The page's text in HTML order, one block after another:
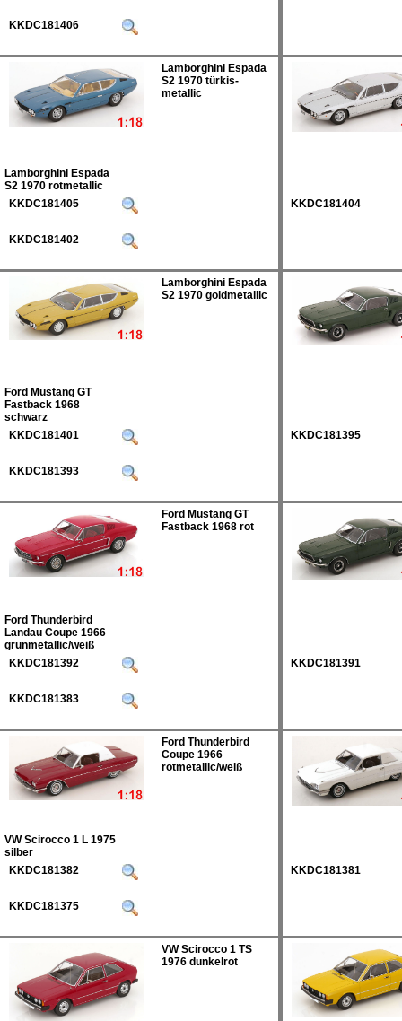
KKDC181406
Lamborghini Espada
S2 1970 türkis-
metallic
Lamborghini Espada
S2 1970 rotmetallic
KKDC181405
KKDC181404
KKDC181402
Lamborghini Espada
S2 1970 goldmetallic
Ford Mustang GT
Fastback 1968
schwarz
KKDC181401
KKDC181395
KKDC181393
Ford Mustang GT
Fastback 1968 rot
Ford Thunderbird
Landau Coupe 1966
grünmetallic/weiß
KKDC181392
KKDC181391
KKDC181383
Ford Thunderbird
Coupe 1966
rotmetallic/weiß
VW Scirocco 1 L 1975
silber
KKDC181382
KKDC181381
KKDC181375
VW Scirocco 1 TS
1976 dunkelrot